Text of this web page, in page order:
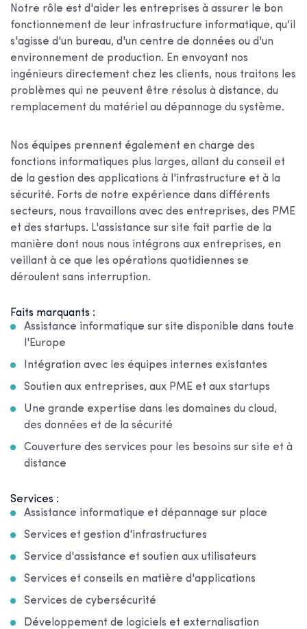
Notre rôle est d'aider les entreprises à assurer le bon
fonctionnement de leur infrastructure informatique, qu'il
s'agisse d'un bureau, d'un centre de données ou d'un
environnement de production. En envoyant nos
ingénieurs directement chez les clients, nous traitons les
problèmes qui ne peuvent être résolus à distance, du
remplacement du matériel au dépannage du système.
Nos équipes prennent également en charge des
fonctions informatiques plus larges, allant du conseil et
de la gestion des applications à l'infrastructure et à la
sécurité. Forts de notre expérience dans différents
secteurs, nous travaillons avec des entreprises, des PME
et des startups. L'assistance sur site fait partie de la
manière dont nous nous intégrons aux entreprises, en
veillant à ce que les opérations quotidiennes se
déroulent sans interruption.
Faits marquants :
Assistance informatique sur site disponible dans toute
l'Europe
Intégration avec les équipes internes existantes
Soutien aux entreprises, aux PME et aux startups
Une grande expertise dans les domaines du cloud,
des données et de la sécurité
Couverture des services pour les besoins sur site et à
distance
Services :
Assistance informatique et dépannage sur place
Services et gestion d'infrastructures
Service d'assistance et soutien aux utilisateurs
Services et conseils en matière d'applications
Services de cybersécurité
Développement de logiciels et externalisation